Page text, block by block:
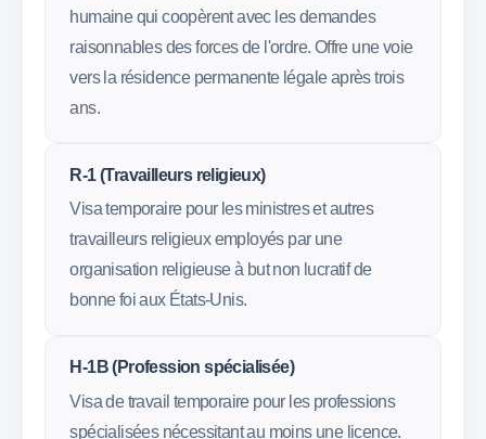
humaine qui coopèrent avec les demandes
raisonnables des forces de l'ordre. Offre une voie
vers la résidence permanente légale après trois
ans.
R-1 (Travailleurs religieux)
Visa temporaire pour les ministres et autres
travailleurs religieux employés par une
organisation religieuse à but non lucratif de
bonne foi aux États-Unis.
H-1B (Profession spécialisée)
Visa de travail temporaire pour les professions
spécialisées nécessitant au moins une licence.